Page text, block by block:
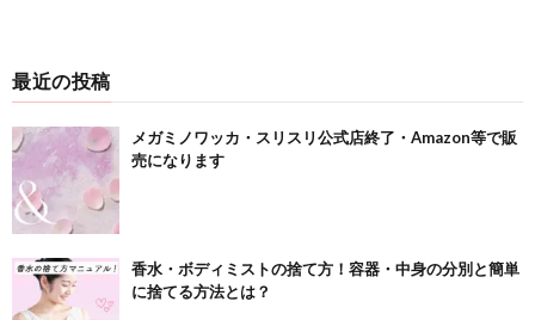
最近の投稿
メガミノワッカ・スリスリ公式店終了・Amazon等で販
売になります
香水・ボディミストの捨て方！容器・中身の分別と簡単
に捨てる方法とは？